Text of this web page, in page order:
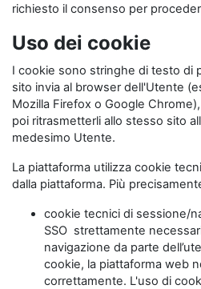
richiesto il consenso per
Uso dei cookie
I cookie sono stringhe di testo di
sito invia al browser dell'Utente
Mozilla Firefox o Google
poi ritrasmetterli allo stesso sito
medesimo Utente.
La piattaforma utilizza cookie
dalla piattaforma. Più
cookie tecnici di sessione/
SSO strettamente
navigazione da parte
cookie, la piattaforma web
correttamente. L'uso di